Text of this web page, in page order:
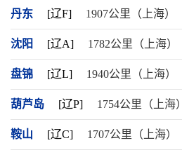
丹东 [辽F] 1907公里（上海）
沈阳 [辽A] 1782公里（上海）
盘锦 [辽L] 1940公里（上海）
葫芦岛 [辽P] 1754公里（上海）
鞍山 [辽C] 1707公里（上海）